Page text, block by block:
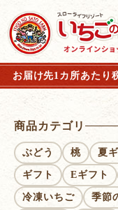
お届け先1カ所あたり
商品カテゴリ
ぶどう 桃 夏
ギフト Eギフト
冷凍いちご 季節